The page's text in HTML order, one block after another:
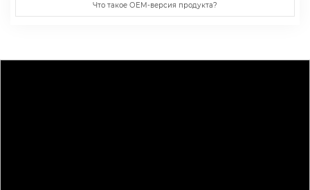
Что такое ОЕМ-версия продукта?